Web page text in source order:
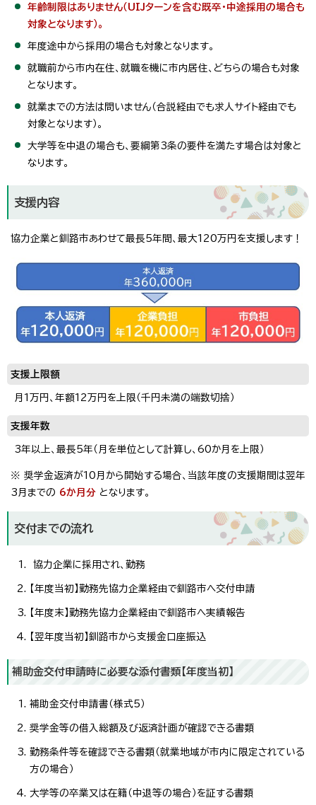
年齢制限はありません（UIJターンを含む既卒・中途採用の場合も
対象となります）。
年度途中から採用の場合も対象となります。
就職前から市内在住、就職を機に市内居住、どちらの場合も対象
となります。
就業までの方法は問いません（合説経由でも求人サイト経由でも
対象となります）。
大学等を中退の場合も、要綱第3条の要件を満たす場合は対象と
なります。
支援内容
協力企業と釧路市あわせて最長5年間、最大120万円を支援します！
支援上限額
月1万円、年額12万円を上限（千円未満の端数切捨）
支援年数
3年以上、最長5年（月を単位として計算し、60か月を上限）
※ 奨学金返済が10月から開始する場合、当該年度の支援期間は翌年
3月までの 6か月分 となります。
交付までの流れ
協力企業に採用され、勤務
【年度当初】勤務先協力企業経由で釧路市へ交付申請
【年度末】勤務先協力企業経由で釧路市へ実績報告
【翌年度当初】釧路市から支援金口座振込
補助金交付申請時に必要な添付書類【年度当初】
補助金交付申請書（様式5）
奨学金等の借入総額及び返済計画が確認できる書類
勤務条件等を確認できる書類（就業地域が市内に限定されている
方の場合）
大学等の卒業又は在籍（中退等の場合）を証する書類